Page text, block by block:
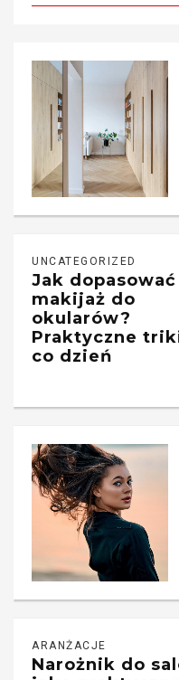
UNCATEGORIZED
Jak dopasować
makijaż do
okularów?
Praktyczne
co dzień
ARANŻACJE
Narożnik do